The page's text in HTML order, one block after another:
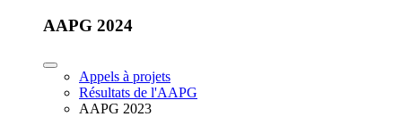
AAPG 2024
Appels à projets
Résultats de l'AAPG
AAPG 2023